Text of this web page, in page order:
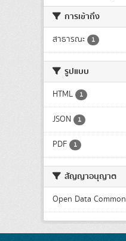
การเข้าถึง
สาธารณะ 1
รูปแบบ
HTML 1
JSON 1
PDF 1
สัญญาอนุญาต
Open Data Common